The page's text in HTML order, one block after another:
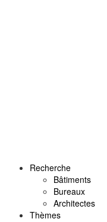
Recherche
Bâtiments
Bureaux
Architectes
Thèmes